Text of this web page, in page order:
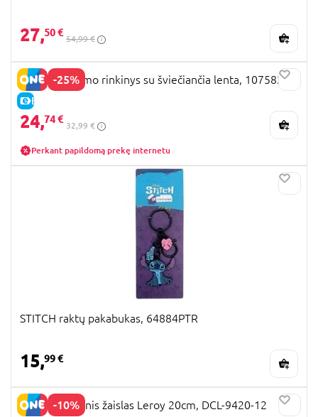
27,50 €
54,99 €
-25%
E-KAINA
STITCH piešimo rinkinys su šviečiančia lenta, 107582
24,74 €
32,99 €
Perkant papildomą prekę internetu
STITCH raktų pakabukas, 64884PTR
15,99 €
-10%
STITCH Pliušinis žaislas Leroy 20cm, DCL-9420-12